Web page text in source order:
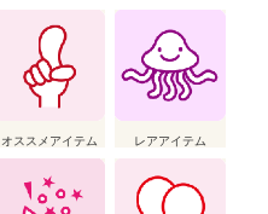
オススメアイテム レアアイテム